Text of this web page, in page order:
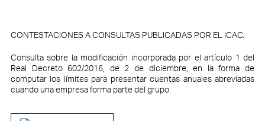
CONTESTACIONES A CONSULTAS PUBLICADAS POR EL ICAC.
Consulta sobre la modificación incorporada por el artículo 1 del
Real Decreto 602/2016, de 2 de diciembre, en la forma de
computar los límites para presentar cuentas anuales abreviadas
cuando una empresa forma parte del grupo.